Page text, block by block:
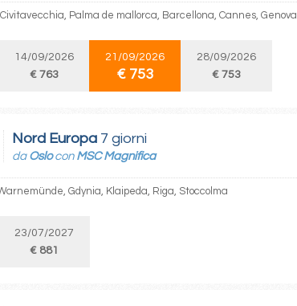
Palma de mallorca, Barcellona, Cannes, Genova
14/09/2026
€ 763
21/09/2026
€ 753
28/09/2026
€ 753
Nord Europa 7 giorni
da Oslocon MSC Magnifica
Gdynia, Klaipeda, Riga, Stoccolma
23/07/2027
€ 881